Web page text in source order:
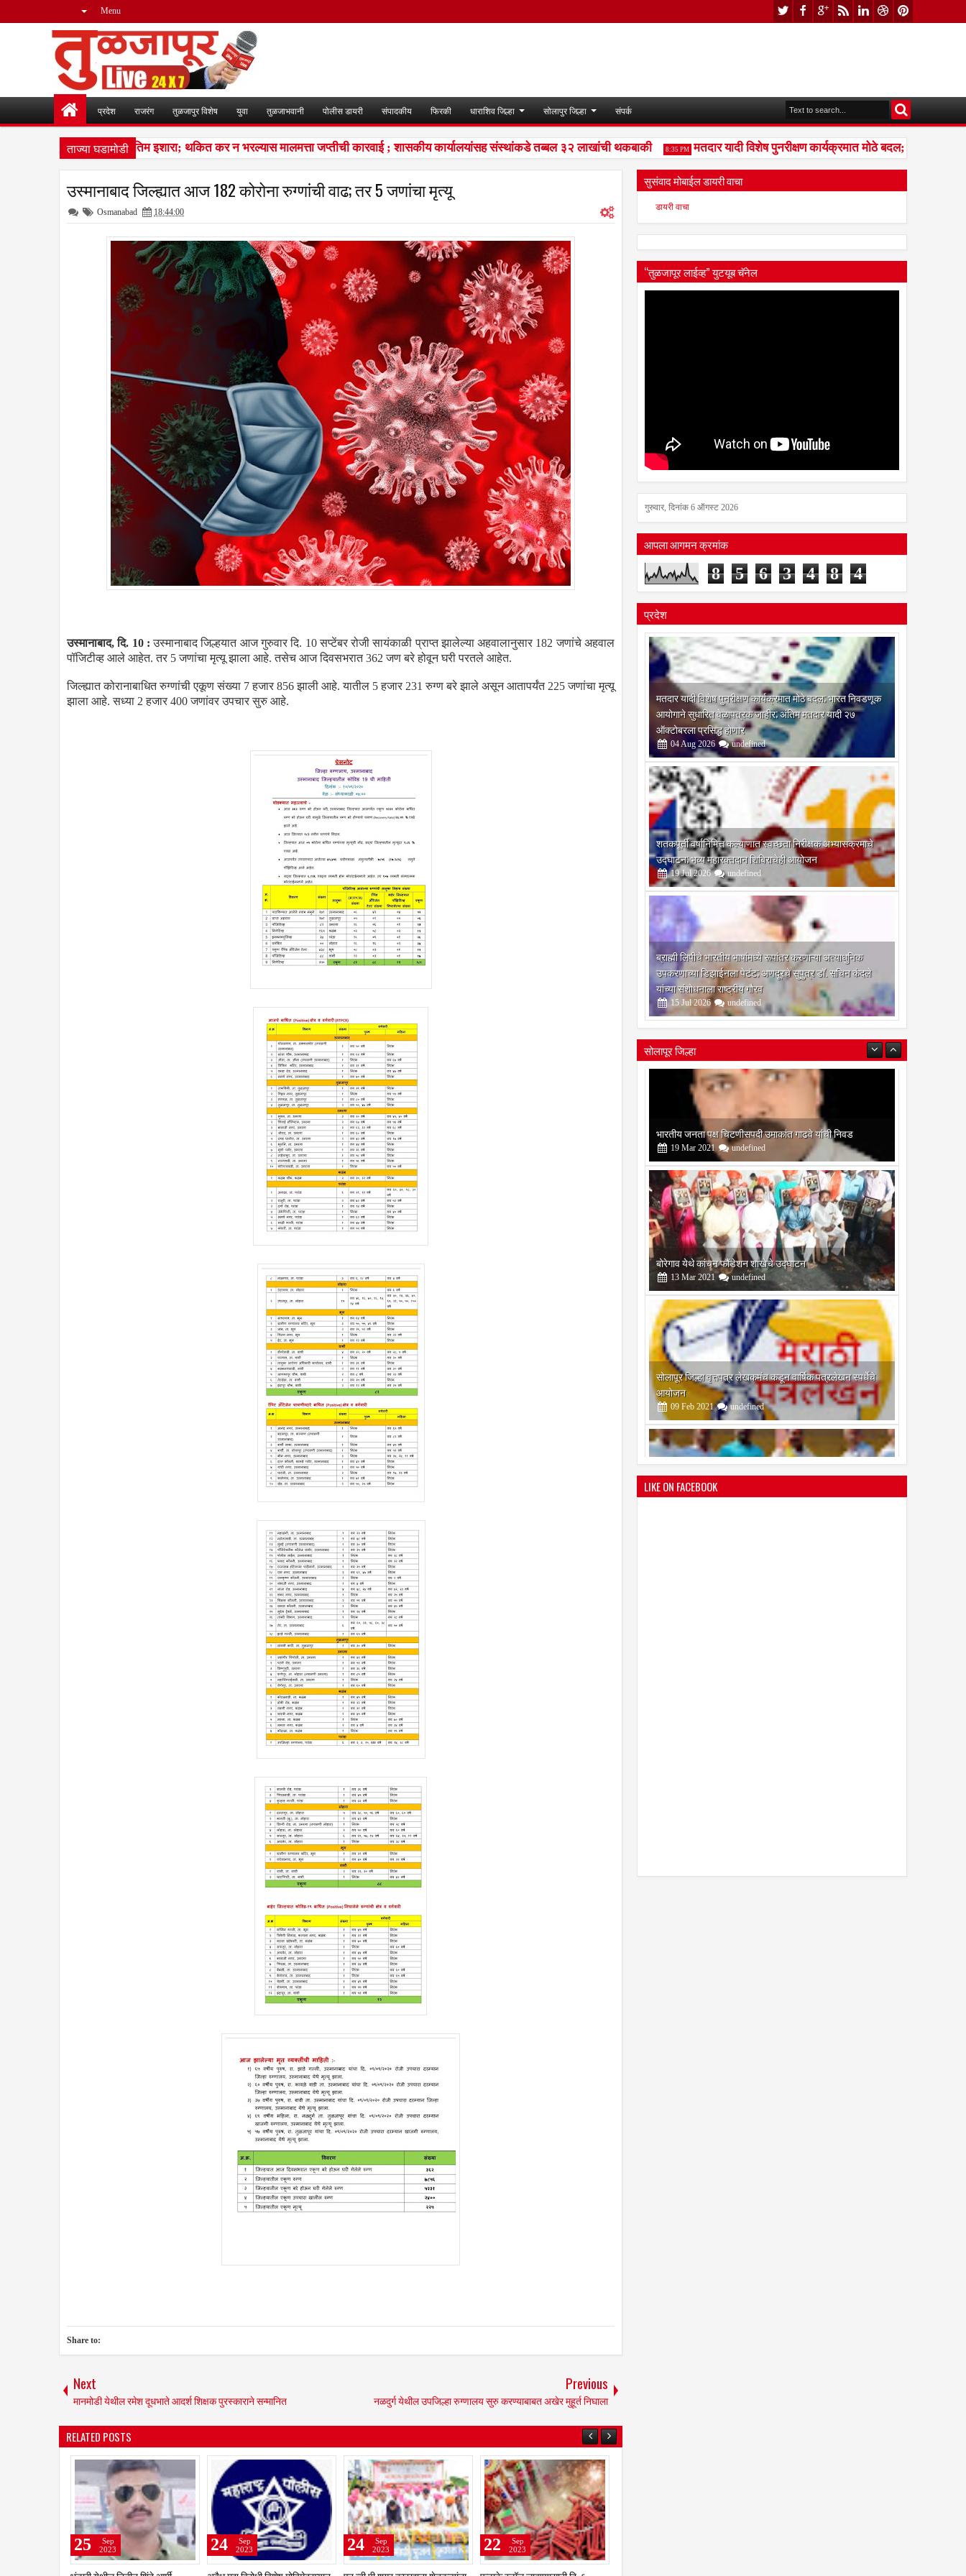
Menu
प्रदेश राजरंग तुळजापुर विशेष युवा तुळजाभवानी पोलीस डायरी संपादकीय फिरकी धाराशिव जिल्हा सोलापुर जिल्हा संपर्क
ताज्या घडामोडी
पालिकेचा अंतिम इशारा; थकित कर न भरल्यास मालमत्ता जप्तीची कारवाई ; शासकीय कार्यालयांसह संस्थांकडे तब्बल ३२ लाखांची थकबाकी 8:35 PM मतदार यादी विशेष पुनरीक्षण कार्यक्रमात मोठे बदल; भारत निवडणूक
उस्मानाबाद जिल्ह्यात आज 182 कोरोना रुग्णांची वाढ; तर 5 जणांचा मृत्यू
Osmanabad 18:44:00
उस्मानाबाद, दि. 10 :उस्मानाबाद जिल्हयात आज गुरुवार दि. 10 सप्टेंबर रोजी सायंकाळी प्राप्त झालेल्या अहवालानुसार 182 जणांचे अहवाल
पॉजिटीव्ह आले आहेत. तर 5 जणांचा मृत्यू झाला आहे. तसेच आज दिवसभरात 362 जण बरे होवून घरी परतले आहेत.
जिल्ह्यात कोरानाबाधित रुग्णांची एकूण संख्या 7 हजार 856 झाली आहे. यातील 5 हजार 231 रुग्ण बरे झाले असून आतापर्यंत 225 जणांचा मृत्यू
झाला आहे. सध्या 2 हजार 400 जणांवर उपचार सुरु आहे.
Share to:
Next
मानमोडी येथील रमेश दूधभाते आदर्श शिक्षक पुरस्काराने सन्मानित
Previous
नळदुर्ग येथील उपजिल्हा रुग्णालय सुरु करण्याबाबत अखेर मुहूर्त निघाला
RELATED POSTS
21
Sep
2023
21
Sep
2023
25
Sep
2023
24
Sep
2023
सुसंवाद मोबाईल डायरी वाचा
डायरी वाचा
“तुळजापूर लाईव्ह” युटयूब चॅनेल
गुरुवार, दिनांक 6 ऑगस्ट 2026
आपला आगमन क्रमांक
8 5 6 3 4 8 4
प्रदेश
मतदार यादी विशेष पुनरीक्षण कार्यक्रमात मोठे बदल; भारत निवडणूक
आयोगाने सुधारित वेळापत्रक जाहीर; अंतिम मतदार यादी २७
ऑक्टोबरला प्रसिद्ध होणार
04 Aug 2026 undefined
शतकपूर्ती वर्षानिमित्त कल्याणात स्वच्छता निरीक्षक अभ्यासक्रमाचे
उद्घाटन; भव्य महारक्तदान शिबिराचेही आयोजन
19 Jul 2026 undefined
ब्राह्मी लिपीचे भारतीय भाषांमध्ये रूपांतर करणाऱ्या अत्याधुनिक
उपकरणाच्या डिझाईनला पेटंट; अणदूरचे सुपुत्र डॉ. सचिन कंदले
यांच्या संशोधनाला राष्ट्रीय गौरव
15 Jul 2026 undefined
सोलापूर जिल्हा
बोरेगाव येथे कांचन फौंडेशन शाखेचे उद्घाटन
13 Mar 2021 undefined
सोलापूर जिल्हा वृत्तपत्र लेखकमंच कडून वार्षिक पत्रलेखन स्पर्धेचे
आयोजन
09 Feb 2021 undefined
श्री मल्लिकार्जुन प्रशालेकडून उमाकांत गाढवे यांचा सत्कार
25 Mar 2021 undefined
LIKE ON FACEBOOK